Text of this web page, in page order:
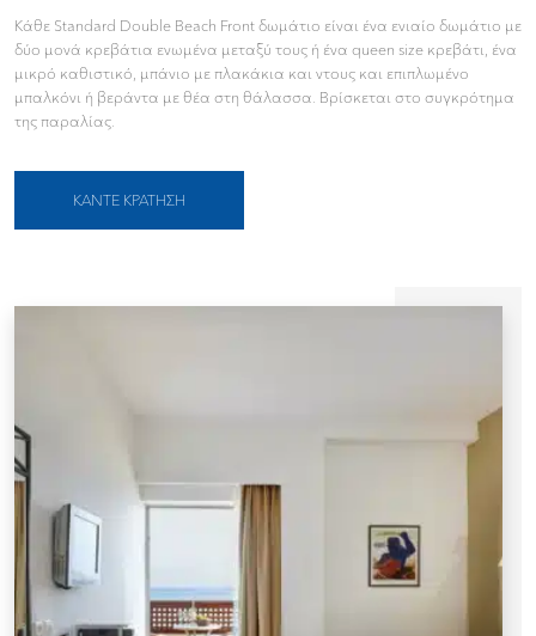
Κάθε Standard Double Beach Front δωμάτιο είναι ένα ενιαίο δωμάτιο με
δύο μονά κρεβάτια ενωμένα μεταξύ τους ή ένα queen size κρεβάτι, ένα
μικρό καθιστικό, μπάνιο με πλακάκια και ντους και επιπλωμένο
μπαλκόνι ή βεράντα με θέα στη θάλασσα. Βρίσκεται στο συγκρότημα
της παραλίας.
ΚΆΝΤΕ ΚΡΆΤΗΣΗ